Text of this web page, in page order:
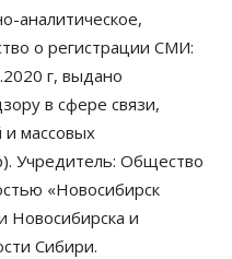
аналитическое,
о регистрации СМИ:
г, выдано
в сфере связи,
массовых
Учредитель: Общество
«Новосибирск
Новосибирска и
Сибири.